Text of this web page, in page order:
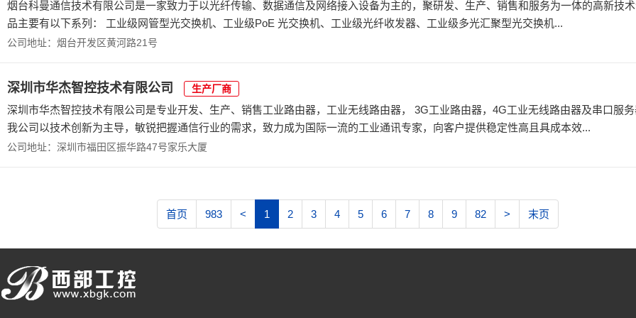
烟台科曼通信技术有限公司是一家致力于以光纤传输、数据通信及网络接入设备为主的，聚研发、生产、销售和服务为一体的高新技术企业。
品主要有以下系列： 工业级网管型光交换机、工业级PoE 光交换机、工业级光纤收发器、工业级多光汇聚型光交换机...
公司地址：烟台开发区黄河路21号
深圳市华杰智控技术有限公司 生产厂商
深圳市华杰智控技术有限公司是专业开发、生产、销售工业路由器，工业无线路由器， 3G工业路由器，4G工业无线路由器及串口服
我公司以技术创新为主导，敏锐把握通信行业的需求，致力成为国际一流的工业通讯专家，向客户提供稳定性高且具成本效...
公司地址：深圳市福田区振华路47号家乐大厦
首页 983 < 1 2 3 4 5 6 7 8 9 82 > 末页